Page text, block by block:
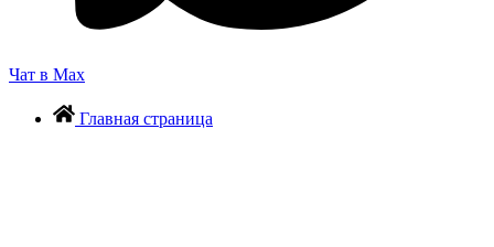
Чат в Max
Главная страница